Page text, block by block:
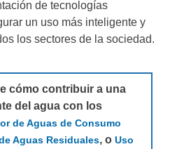
de tecnologías
un uso más inteligente y
los sectores de la sociedad.
cómo contribuir a una
del agua con los
de Aguas de Consumo
Aguas Residuales, o Uso